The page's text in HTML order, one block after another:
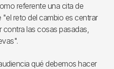
referente una cita de
reto del cambio es centrar
contra las cosas pasadas,
qué debemos hacer